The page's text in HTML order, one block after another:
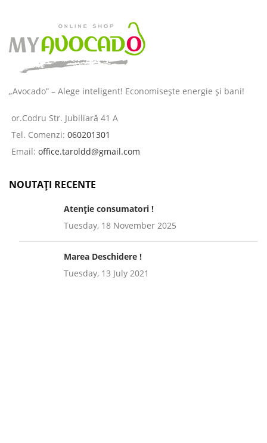
„Avocado” – Alege inteligent! Economisește energie și bani!
or.Codru Str. Jubiliară 41 A
Tel. Comenzi: 060201301
Email: office.taroldd@gmail.com
NOUTAȚI RECENTE
Atenție consumatori !
Tuesday, 18 November 2025
Marea Deschidere !
Tuesday, 13 July 2021